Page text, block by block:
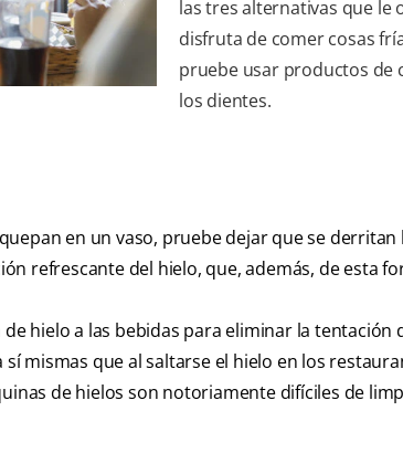
las tres alternativas que le
disfruta de comer cosas
pruebe usar productos de
los dientes.
en un vaso, pruebe dejar que se
refrescante del hielo, que, además, de esta
hielo a las bebidas para eliminar la tentación
mismas que al saltarse el hielo en los
de hielos son notoriamente difíciles de